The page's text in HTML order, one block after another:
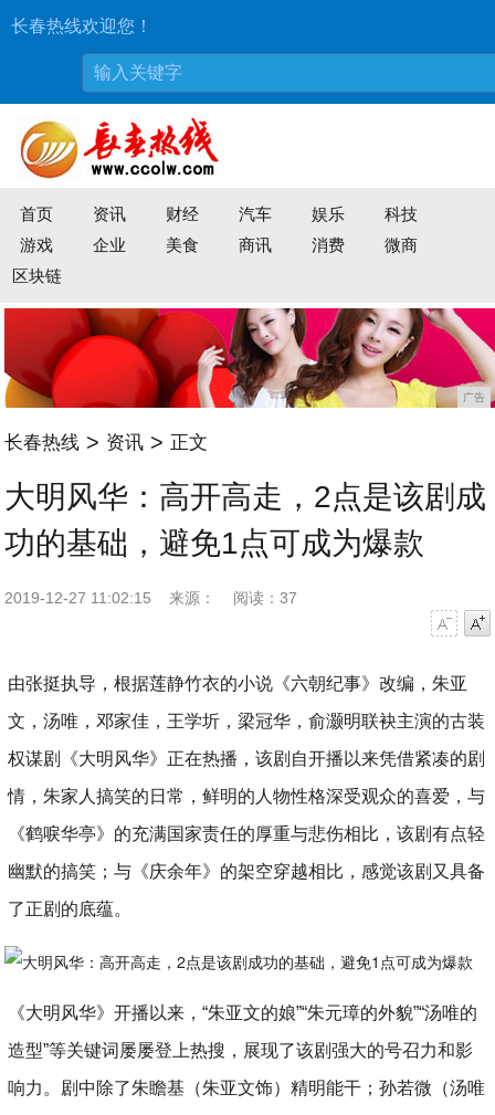
长春热线欢迎您！
首页 资讯 财经 汽车 娱乐
科技
游戏
企业 美食 商讯 消费
微商
区块链
广告
长春热线 > 资讯 > 正文
大明风华：高开高走，2点是该剧成
功的基础，避免1点可成为爆款
2019-12-27 11:02:15 来源：
阅读：37
由张挺执导，根据莲静竹衣的小说《六朝纪事》改编，朱亚
文，汤唯，邓家佳，王学圻，梁冠华，俞灏明联袂主演的古装
权谋剧《大明风华》正在热播，该剧自开播以来凭借紧凑的剧
情，朱家人搞笑的日常，鲜明的人物性格深受观众的喜爱，与
《鹤唳华亭》的充满国家责任的厚重与悲伤相比，该剧有点轻
幽默的搞笑；与《庆余年》的架空穿越相比，感觉该剧又具备
了正剧的底蕴。
《大明风华》开播以来，“朱亚文的娘”“朱元璋的外貌”“汤唯的
造型”等关键词屡屡登上热搜，展现了该剧强大的号召力和影
响力。剧中除了朱瞻基（朱亚文饰）精明能干；孙若微（汤唯